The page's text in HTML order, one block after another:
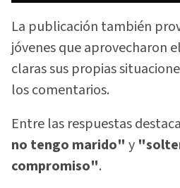
La publicación también
jóvenes que aprovecharon
claras sus propias
los comentarios.
Entre las respuestas
no tengo marido" y
compromiso".